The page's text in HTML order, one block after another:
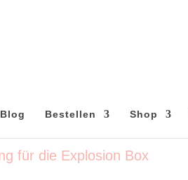
Blog Bestellen Shop